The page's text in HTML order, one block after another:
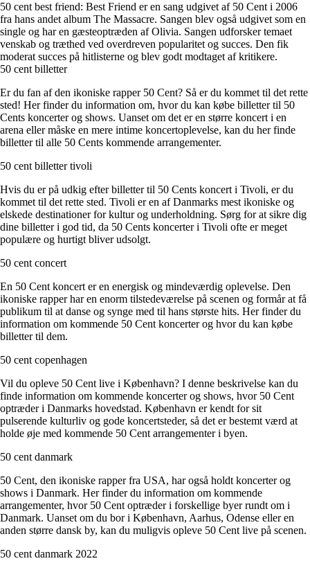
50 cent best friend: Best Friend er en sang udgivet af 50 Cent i 2006
fra hans andet album The Massacre. Sangen blev også udgivet som en
single og har en gæsteoptræden af Olivia. Sangen udforsker temaet
venskab og træthed ved overdreven popularitet og succes. Den fik
moderat succes på hitlisterne og blev godt modtaget af kritikere.
50 cent billetter
Er du fan af den ikoniske rapper 50 Cent? Så er du kommet til det rette
sted! Her finder du information om, hvor du kan købe billetter til 50
Cents koncerter og shows. Uanset om det er en større koncert i en
arena eller måske en mere intime koncertoplevelse, kan du her finde
billetter til alle 50 Cents kommende arrangementer.
50 cent billetter tivoli
Hvis du er på udkig efter billetter til 50 Cents koncert i Tivoli, er du
kommet til det rette sted. Tivoli er en af Danmarks mest ikoniske og
elskede destinationer for kultur og underholdning. Sørg for at sikre dig
dine billetter i god tid, da 50 Cents koncerter i Tivoli ofte er meget
populære og hurtigt bliver udsolgt.
50 cent concert
En 50 Cent koncert er en energisk og mindeværdig oplevelse. Den
ikoniske rapper har en enorm tilstedeværelse på scenen og formår at få
publikum til at danse og synge med til hans største hits. Her finder du
information om kommende 50 Cent koncerter og hvor du kan købe
billetter til dem.
50 cent copenhagen
Vil du opleve 50 Cent live i København? I denne beskrivelse kan du
finde information om kommende koncerter og shows, hvor 50 Cent
optræder i Danmarks hovedstad. København er kendt for sit
pulserende kulturliv og gode koncertsteder, så det er bestemt værd at
holde øje med kommende 50 Cent arrangementer i byen.
50 cent danmark
50 Cent, den ikoniske rapper fra USA, har også holdt koncerter og
shows i Danmark. Her finder du information om kommende
arrangementer, hvor 50 Cent optræder i forskellige byer rundt om i
Danmark. Uanset om du bor i København, Aarhus, Odense eller en
anden større dansk by, kan du muligvis opleve 50 Cent live på scenen.
50 cent danmark 2022